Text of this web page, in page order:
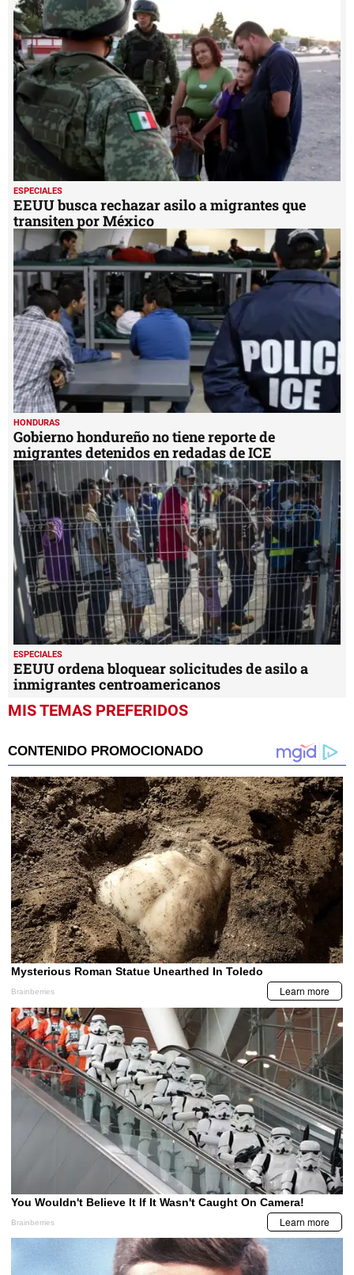
ESPECIALES
EEUU busca rechazar asilo a migrantes que
transiten por México
HONDURAS
Gobierno hondureño no tiene reporte de
migrantes detenidos en redadas de ICE
ESPECIALES
EEUU ordena bloquear solicitudes de asilo a
inmigrantes centroamericanos
MIS TEMAS PREFERIDOS